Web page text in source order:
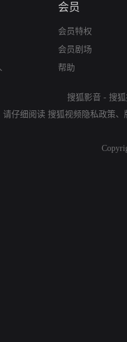
会员
会员特权
会员剧场
帮助
搜狐影音 - 搜
请仔细阅读 搜狐视频隐私政策、